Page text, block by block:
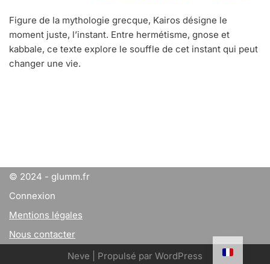
Figure de la mythologie grecque, Kairos désigne le
moment juste, l’instant. Entre hermétisme, gnose et
kabbale, ce texte explore le souffle de cet instant qui peut
changer une vie.
© 2024 - glumm.fr
Connexion
Mentions légales
Nous contacter
Neve | Propulsé par WordPress